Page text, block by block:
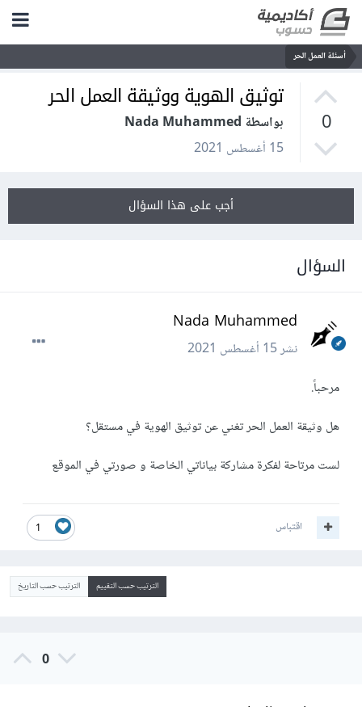
أسئلة العمل الحر
0
توثيق الهوية ووثيقة العمل الحر
بواسطة Nada Muhammed
15 أغسطس 2021
أجب على هذا السؤال
السؤال
Nada Muhammed
نشر15 أغسطس 2021
مرحباً.
هل وثيقة العمل الحر تغني عن توثيق الهوية في مستقل؟
لست مرتاحة لفكرة مشاركة بياناتي الخاصة و صورتي في الموقع
1 اقتباس
الترتيب حسب التقييم الترتيب حسب التاريخ
0